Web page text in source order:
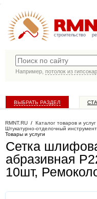
строительство
Например, потолок из
ВЫБРАТЬ РАЗДЕЛ
RMNT.RU / Каталог товаров и услуг
Штукатурно-отделочный инструмент
Товары и услуги
Сетка
абразивная
10шт,